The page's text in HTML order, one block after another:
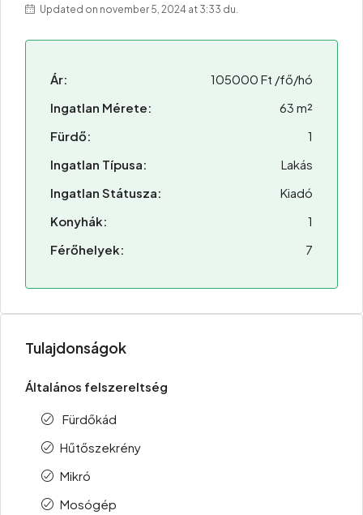
Updated on november 5, 2024 at 3:33 du.
Ár:
105000 Ft /fő/hó
Ingatlan Mérete:
63 m²
Fürdő:
1
Ingatlan Típusa:
Lakás
Ingatlan Státusza:
Kiadó
Konyhák:
1
Férőhelyek:
7
Tulajdonságok
Általános felszereltség
Fürdőkád
Hűtőszekrény
Mikró
Mosógép